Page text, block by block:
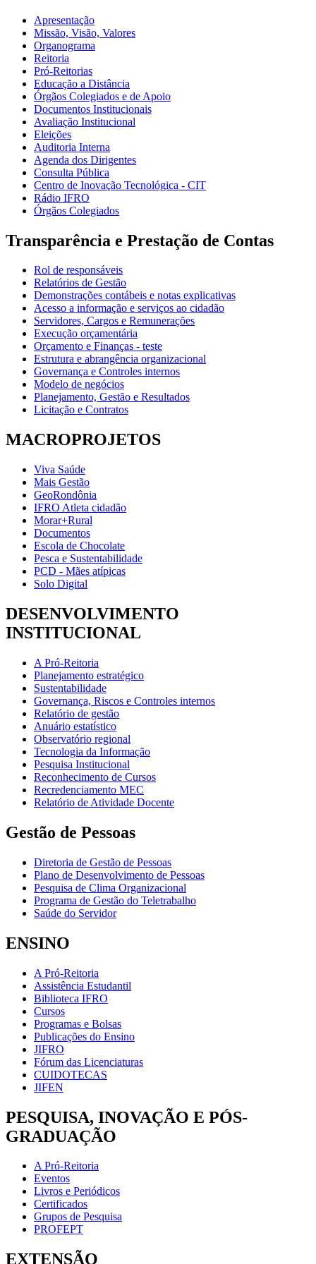
Apresentação
Missão, Visão, Valores
Organograma
Reitoria
Pró-Reitorias
Educação a Distância
Órgãos Colegiados e de Apoio
Documentos Institucionais
Avaliação Institucional
Eleições
Auditoria Interna
Agenda dos Dirigentes
Consulta Pública
Centro de Inovação Tecnológica - CIT
Rádio IFRO
Órgãos Colegiados
Transparência e Prestação de Contas
Rol de responsáveis
Relatórios de Gestão
Demonstrações contábeis e notas explicativas
Acesso a informação e serviços ao cidadão
Servidores, Cargos e Remunerações
Execução orçamentária
Orçamento e Finanças - teste
Estrutura e abrangência organizacional
Governança e Controles internos
Modelo de negócios
Planejamento, Gestão e Resultados
Licitação e Contratos
MACROPROJETOS
Viva Saúde
Mais Gestão
GeoRondônia
IFRO Atleta cidadão
Morar+Rural
Documentos
Escola de Chocolate
Pesca e Sustentabilidade
PCD - Mães atípicas
Solo Digital
DESENVOLVIMENTO
INSTITUCIONAL
A Pró-Reitoria
Planejamento estratégico
Sustentabilidade
Governança, Riscos e Controles internos
Relatório de gestão
Anuário estatístico
Observatório regional
Tecnologia da Informação
Pesquisa Institucional
Reconhecimento de Cursos
Recredenciamento MEC
Relatório de Atividade Docente
Gestão de Pessoas
Diretoria de Gestão de Pessoas
Plano de Desenvolvimento de Pessoas
Pesquisa de Clima Organizacional
Programa de Gestão do Teletrabalho
Saúde do Servidor
ENSINO
A Pró-Reitoria
Assistência Estudantil
Biblioteca IFRO
Cursos
Programas e Bolsas
Publicações do Ensino
JIFRO
Fórum das Licenciaturas
CUIDOTECAS
JIFEN
PESQUISA, INOVAÇÃO E PÓS-
GRADUAÇÃO
A Pró-Reitoria
Eventos
Livros e Periódicos
Certificados
Grupos de Pesquisa
PROFEPT
EXTENSÃO